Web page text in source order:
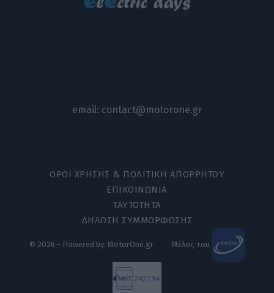
email: contact@motorone.gr
ΟΡΟΙ ΧΡΗΣΗΣ & ΠΟΛΙΤΙΚΗ ΑΠΟΡΡΗΤΟΥ
ΕΠΙΚΟΙΝΩΝΙΑ
ΤΑΥΤΟΤΗΤΑ
ΔΗΛΩΣΗ ΣΥΜΜΟΡΦΩΣΗΣ
© 2026 - Powered by: MotorOne.gr Μέλος του